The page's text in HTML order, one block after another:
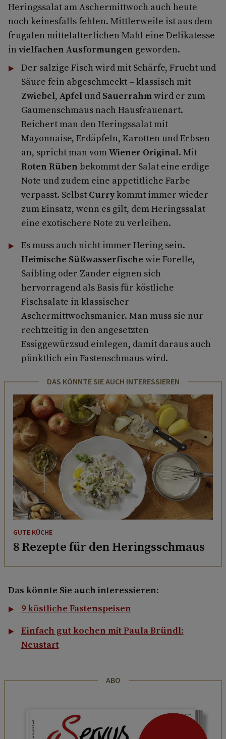
Heringssalat am Aschermittwoch auch heute
noch keinesfalls fehlen. Mittlerweile ist aus dem
frugalen mittelalterlichen Mahl eine Delikatesse
in vielfachen Ausformungen geworden.
Der salzige Fisch wird mit Schärfe, Frucht und
Säure fein abgeschmeckt – klassisch mit
Zwiebel, Apfelund Sauerrahmwird er zum
Gaumenschmaus nach Hausfrauenart.
Reichert man den Heringssalat mit
Mayonnaise, Erdäpfeln, Karotten und Erbsen
an, spricht man vomWiener Original. Mit
Roten Rüben bekommt der Salat eine erdige
Note und zudem eine appetitliche Farbe
verpasst. Selbst Currykommt immer wieder
zum Einsatz, wenn es gilt, dem Heringssalat
eine exotischere Note zu verleihen.
Es muss auch nicht immer Hering sein.
Heimische Süßwasserfische wie Forelle,
Saibling oder Zander eignen sich
hervorragend als Basis für köstliche
Fischsalate in klassischer
Aschermittwochsmanier. Man muss sie nur
rechtzeitig in den angesetzten
Essiggewürzsud einlegen, damit daraus auch
pünktlich ein Fastenschmaus wird.
DAS KÖNNTE SIE AUCH INTERESSIEREN
GUTE KÜCHE
8 Rezepte für den Heringsschmaus
Das könnte Sie auch interessieren:
9 köstliche Fastenspeisen
Einfach gut kochen mit Paula Bründl:
Neustart
ABO